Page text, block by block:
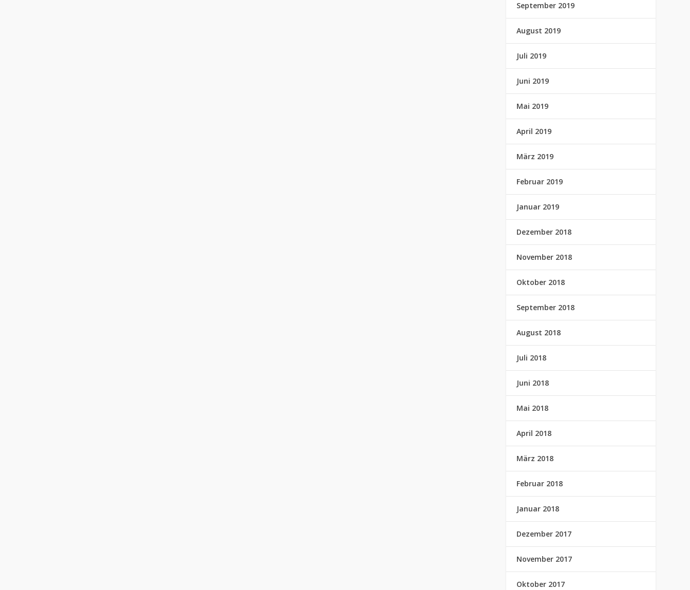
September 2019
August 2019
Juli 2019
Juni 2019
Mai 2019
April 2019
März 2019
Februar 2019
Januar 2019
Dezember 2018
November 2018
Oktober 2018
September 2018
August 2018
Juli 2018
Juni 2018
Mai 2018
April 2018
März 2018
Februar 2018
Januar 2018
Dezember 2017
November 2017
Oktober 2017